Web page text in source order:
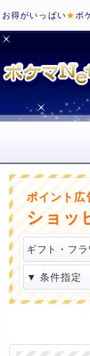
お得がいっぱい★ポ
ポイント広
ショッ